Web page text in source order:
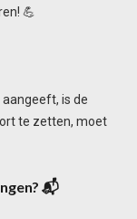
💪
is de
te zetten, moet
📬